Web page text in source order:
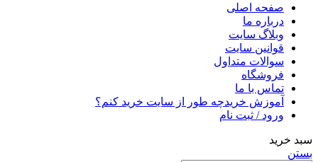
صفحه اصلی
درباره ما
وبلاگ سایت
قوانین سایت
سوالات متداول
فروشگاه
تماس با ما
آموزش خریدچه طور از سایت خرید کنم؟
ورود / ثبت نام
سبد خرید
بستن